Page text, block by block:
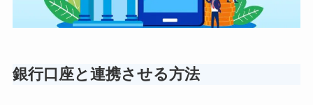
銀行口座と連携させる方法